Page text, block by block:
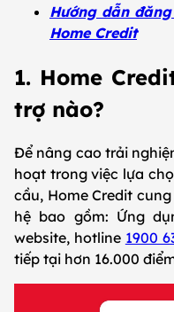
Hướng dẫn
Home Credit
1. Home
trợ nào?
Để nâng cao trải
hoạt trong việc lựa
cầu, Home Credit
hệ bao gồm: Ứng
website, hotline 1900
tiếp tại hơn 16.000